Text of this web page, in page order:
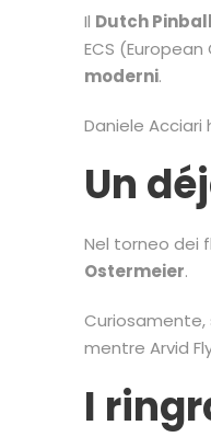
Il Dutch
ECS
moderni.
Daniele
Un
Nel torneo dei
Ostermeier.
mentre Arvid
I